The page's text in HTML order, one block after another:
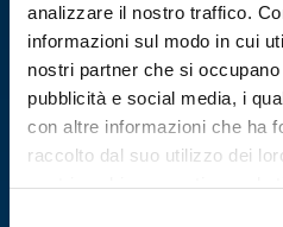
analizzare il nostro traffico.
informazioni sul modo in cui
nostri partner che si
pubblicità e social media, i
con altre informazioni che ha
raccolto dal suo utilizzo dei
17.06.2026
CONVENTION 2026